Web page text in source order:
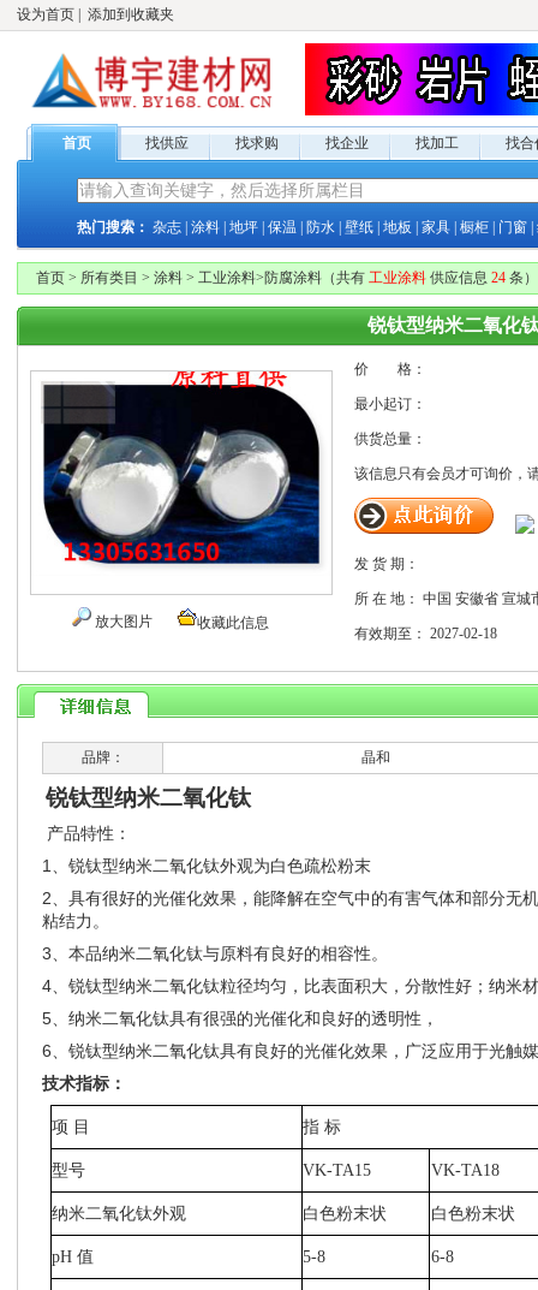
设为首页 添加到收藏夹
首页 找供应 找求购 找企业 找加工 找合
热门搜索： 杂志 涂料 地坪 保温 防水 壁纸 地板 家具 橱柜 门窗
首页 > 所有类目 > 涂料 > 工业涂料>防腐涂料 （共有 工业涂料 供应信息 24 条）
锐钛型纳米二氧化
放大图片 收藏此信息
价 格：
最小起订：
供货总量：
该信息只有会员才可询价，
发 货 期：
所 在 地： 中国 安徽省 宣城
有效期至： 2027-02-18
品牌： 晶和
锐钛型纳米二氧化钛
产品特性：
1、锐钛型纳米二氧化钛外观为白色疏松粉末
2、具有很好的光催化效果，能降解在空气中的有害气体和部分无
粘结力。
3、本品纳米二氧化钛与原料有良好的相容性。
4、锐钛型纳米二氧化钛粒径均匀，比表面积大，分散性好；纳米
5、纳米二氧化钛具有很强的光催化和良好的透明性，
6、锐钛型纳米二氧化钛具有良好的光催化效果，广泛应用于光触
技术指标：
项 目 指 标
型号 VK-TA15 VK-TA18
纳米二氧化钛外观 白色粉末状 白色粉末状
pH 值 5-8 6-8